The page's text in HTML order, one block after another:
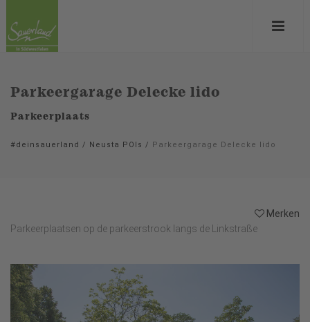
Parkeergarage Delecke lido
Parkeerplaats
#deinsauerland / Neusta POIs / Parkeergarage Delecke lido
Merken
Parkeerplaatsen op de parkeerstrook langs de Linkstraße